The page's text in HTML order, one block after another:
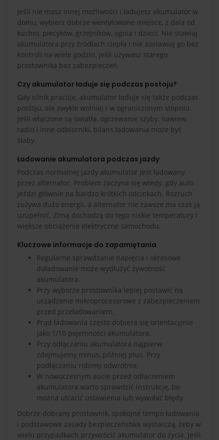
Jeśli nie masz innej możliwości i ładujesz akumulator w
domu, wybierz dobrze wentylowane miejsce, z dala od
kuchni, piecyków, grzejników, ognia i dzieci. Nie stawiaj
akumulatora przy źródłach ciepła i nie zostawiaj go bez
kontroli na wiele godzin, jeśli używasz starego
prostownika bez zabezpieczeń.
Czy akumulator ładuje się podczas postoju?
Gdy silnik pracuje, akumulator ładuje się także podczas
postoju, ale zwykle wolniej i w ograniczonym stopniu.
Jeśli włączone są światła, ogrzewanie szyby, nawiew,
radio i inne odbiorniki, bilans ładowania może być
słaby.
Ładowanie akumulatora podczas jazdy
Podczas normalnej jazdy akumulator jest ładowany
przez alternator. Problem zaczyna się wtedy, gdy auto
jeździ głównie na bardzo krótkich odcinkach. Rozruch
zużywa dużo energii, a alternator nie zawsze ma czas ją
uzupełnić. Zimą dochodzą do tego niskie temperatury i
większe obciążenie elektryczne samochodu.
Kluczowe informacje do zapamiętania
Regularne sprawdzanie napięcia i okresowe
doładowanie może wydłużyć żywotność
akumulatora.
Przy wyborze prostownika lepiej postawić na
urządzenie mikroprocesorowe z zabezpieczeniem
przed przeładowaniem.
Prąd ładowania często dobiera się orientacyjnie
jako 1/10 pojemności akumulatora.
Przy odłączaniu akumulatora najpierw
zdejmujemy minus, później plus. Przy
podłączaniu robimy odwrotnie.
W nowoczesnym aucie przed odłączeniem
akumulatora warto sprawdzić instrukcję, bo
można utracić ustawienia lub wywołać błędy.
Dobrze dobrany prostownik, spokojne tempo ładowania
i podstawowe zasady bezpieczeństwa wystarczą, żeby w
wielu przypadkach przywrócić akumulator do życia. Jeśli